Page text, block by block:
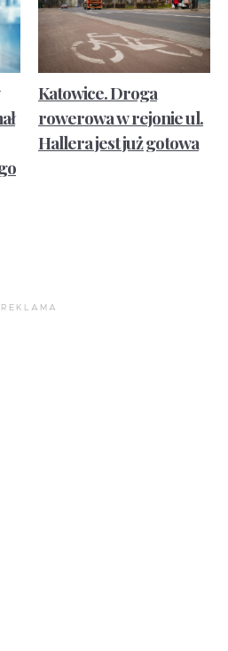
Katowice. Droga
rowerowa w rejonie ul.
Hallera jest już gotowa
REKLAMA